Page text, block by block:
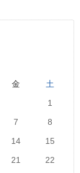
金
土
1
7
8
14
15
21
22